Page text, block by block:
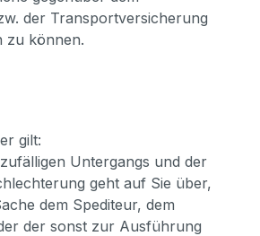
der Transportversicherung
zu können.
gilt:
Untergangs und der
geht auf Sie über,
dem Spediteur, dem
der sonst zur Ausführung